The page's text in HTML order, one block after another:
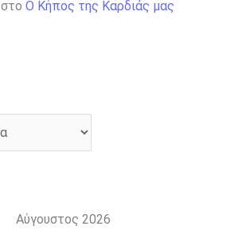
στο Ο Κήπος της Καρδιάς μας
Αύγουστος 2026